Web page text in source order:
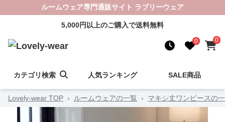
ルームウェア専門通販サイト ラブリーウェア
5,000円以上のご購入で送料無料
0 0
カテゴリ検索 人気ランキング SALE商品
Lovely-wear TOP › ルームウェアの一覧 › マキシ丈ワンピースの